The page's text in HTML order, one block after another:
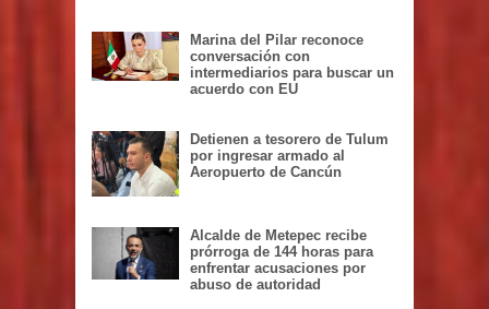
Marina del Pilar reconoce
conversación con
intermediarios para buscar un
acuerdo con EU
Detienen a tesorero de Tulum
por ingresar armado al
Aeropuerto de Cancún
Alcalde de Metepec recibe
prórroga de 144 horas para
enfrentar acusaciones por
abuso de autoridad